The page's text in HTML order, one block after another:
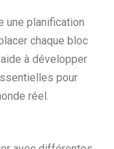
une planification
chaque bloc
à développer
pour
réel.